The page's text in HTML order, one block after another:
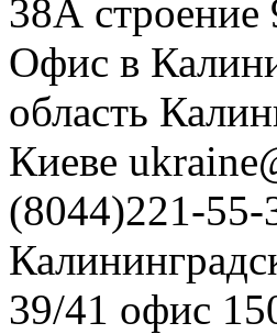
38А строение
Офис в
область
Киеве
(8044)221-55-
39/41 офис